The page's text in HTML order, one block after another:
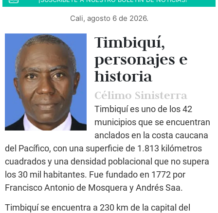
Cali, agosto 6 de 2026.
Timbiquí,
personajes e
historia
Célimo Sinisterra
Timbiquí es uno de los 42
municipios que se encuentran
anclados en la costa caucana
del Pacífico, con una superficie de 1.813 kilómetros
cuadrados y una densidad poblacional que no supera
los 30 mil habitantes. Fue fundado en 1772 por
Francisco Antonio de Mosquera y Andrés Saa.
Timbiquí se encuentra a 230 km de la capital del